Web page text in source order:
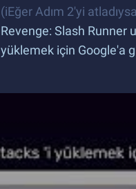
(iEğer Adım 2'yi
Revenge: Slash Runner
yüklemek için Google'a